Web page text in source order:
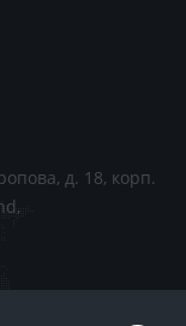
д. 18, корп.